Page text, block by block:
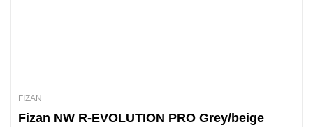
FIZAN
Fizan NW R-EVOLUTION PRO Grey/beige